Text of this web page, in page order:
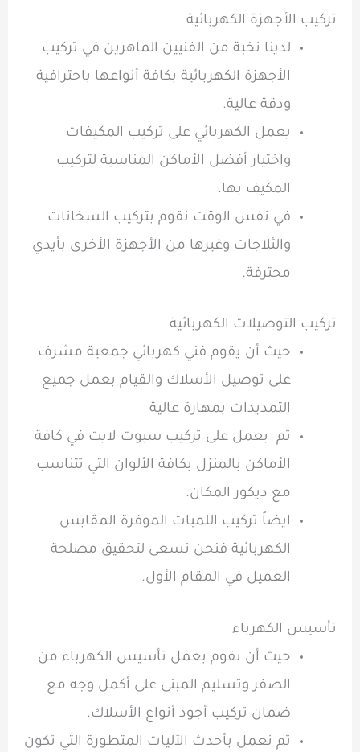
تركيب الأجهزة الكهربائية
لدينا نخبة من الفنيين الماهرين في تركيب
الأجهزة الكهربائية بكافة أنواعها باحترافية
ودقة عالية.
يعمل الكهربائي على تركيب المكيفات
واختيار أفضل الأماكن المناسبة لتركيب
المكيف بها.
في نفس الوقت نقوم بتركيب السخانات
والثلاجات وغيرها من الأجهزة الأخرى بأيدي
محترفة.
تركيب التوصيلات الكهربائية
حيث أن يقوم فني كهربائي جمعية مشرف
على توصيل الأسلاك والقيام بعمل جميع
التمديدات بمهارة عالية
ثم يعمل على تركيب سبوت لايت في كافة
الأماكن بالمنزل بكافة الألوان التي تتناسب
مع ديكور المكان.
ايضاً تركيب اللمبات الموفرة المقابس
الكهربائية فنحن نسعى لتحقيق مصلحة
العميل في المقام الأول.
تأسيس الكهرباء
حيث أن نقوم بعمل تأسيس الكهرباء من
الصفر وتسليم المبنى على أكمل وجه مع
ضمان تركيب أجود أنواع الأسلاك.
ثم نعمل بأحدث الآليات المتطورة التي تكون